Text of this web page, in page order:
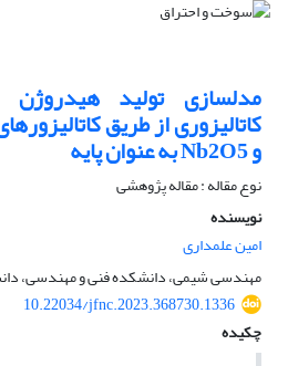
مدلسازی تولید
و Nb2O5 به عنوان پایه
نوع مقاله : مقاله پژوهشی
نویسنده
امین علمداری
مهندسی شیمی، دانشکده فنی و مهندسی،
10.22034/jfnc.2023.368730.1336
چکیده